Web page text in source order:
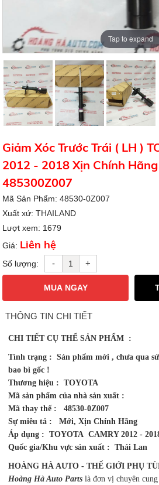
Giảm Xóc Trước Trái ( LH )
2012 - 2018 Xịn Chính Hãng
485300Z007
Xuất xứ: THAILAND
Lượt xem: 1679
Giá:Liên hệ
Số lượng: - +
THÔNG TIN CHI TIẾT
CHI TIẾT CỤ THỂ SẢN PHẨM :
Tình trạng : Sản phẩm mới , chưa qua
bao bì gốc !
Thương hiệu : TOYOTA
Mã thay thế : 48530-0Z007
Sự miêu tả : Mới, Xịn Chính Hãng
Áp dụng : TOYOTA CAMRY 2012 - 2018
Quốc gia/Khu vực sản xuất : Thái Lan
HOÀNG HÀ AUTO - THẾ GIỚI PHỤ
Hoàng Hà Auto Partslà đơn vị chuyên cung
Hãng, phụ tùng OEM Chất Lượng Cao, Với
lĩnh vực cung cấp và phân phối phụ tùng ô
nhận được sự tin tưởng và ủng hộ của quý
Rất mong được kết nối với quý anh chị
quốc!